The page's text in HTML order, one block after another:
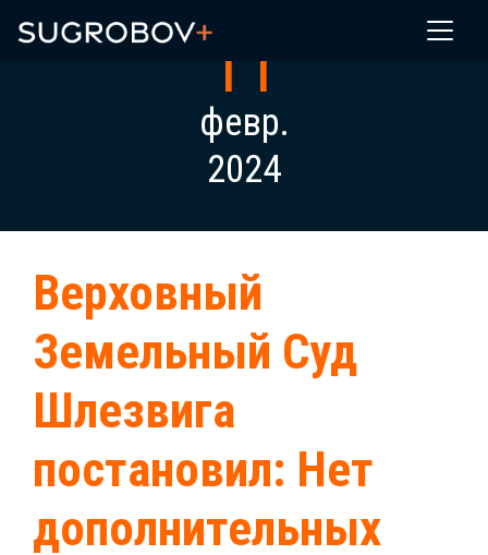
11
февр.
2024
Верховный
Земельный Суд
Шлезвига
постановил: Нет
дополнительных